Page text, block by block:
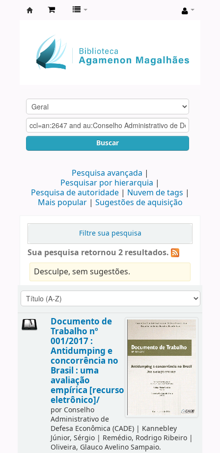
Agamenon
Magalhães
Buscar
Pesquisa avançada
Pesquisar por hierarquia
Pesquisa de autoridade
Nuvem de tags
Mais popular
Sugestões de aquisição
Filtre sua pesquisa
Sua pesquisa retornou 2 resultados.
Desculpe, sem sugestões.
Documento de
Trabalho nº
001/2017 :
Antidumping e
concorrência no
Brasil : uma
avaliação
empírica [recurso
eletrônico]/
por Conselho
Administrativo de
Defesa Econômica (CADE)| Kannebley
Júnior, Sérgio| Remédio, Rodrigo Ribeiro|
Oliveira, Glauco Avelino Sampaio.